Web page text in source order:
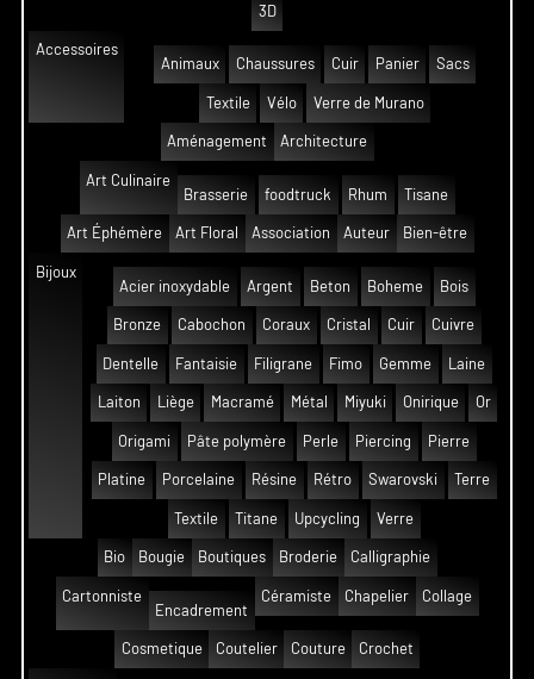
3D
Accessoires
Animaux
Chaussures Cuir Panier Sacs
Textile Vélo Verre de Murano
Aménagement Architecture
Art Culinaire
Brasserie
foodtruck Rhum Tisane
Art Éphémère Art Floral Association Auteur Bien-être
Bijoux
Acier inoxydable
Argent Beton Boheme Bois
Bronze Cabochon Coraux Cristal Cuir Cuivre
Dentelle Fantaisie Filigrane Fimo Gemme Laine
Laiton Liège Macramé Métal Miyuki Onirique Or
Origami Pâte polymère Perle Piercing Pierre
Platine Porcelaine Résine Rétro Swarovski Terre
Textile Titane Upcycling Verre
Bio Bougie Boutiques Broderie Calligraphie
Cartonniste
Encadrement
Céramiste Chapelier Collage
Cosmetique Coutelier Couture Crochet